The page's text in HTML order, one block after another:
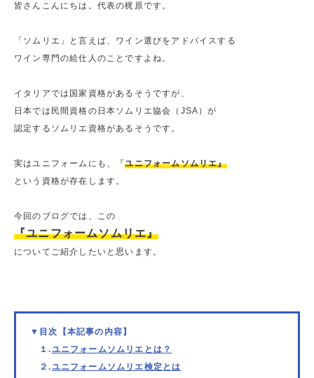
皆さんこんにちは。代表の梶原です。
「ソムリエ」と言えば、ワイン選びをアドバイスする
ワイン専門の給仕人のことですよね。
イタリアでは国家資格があるそうですが、
日本では民間資格の日本ソムリエ協会（JSA）が
認定するソムリエ資格があるそうです。
実はユニフォームにも、『ユニフォームソムリエ』
という資格が存在します。
今回のブログでは、この
『ユニフォームソムリエ』
についてご紹介したいと思います。
▼目次【本記事の内容】
１.ユニフォームソムリエとは？
２.ユニフォームソムリエ検定とは